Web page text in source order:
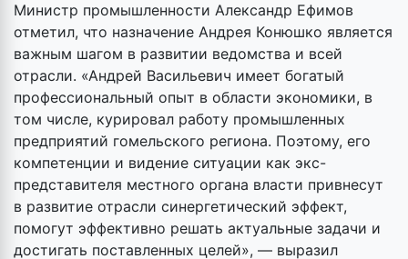
Министр промышленности Александр Ефимов
отметил, что назначение Андрея Конюшко является
важным шагом в развитии ведомства и всей
отрасли. «Андрей Васильевич имеет богатый
профессиональный опыт в области экономики, в
том числе, курировал работу промышленных
предприятий гомельского региона. Поэтому, его
компетенции и видение ситуации как экс-
представителя местного органа власти привнесут
в развитие отрасли синергетический эффект,
помогут эффективно решать актуальные задачи и
достигать поставленных целей», — выразил